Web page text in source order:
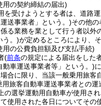
用の契約締結の届出)
を受けようとする者は、道路
送事業者」という。)その他の
る業務を業として行う者以外
う。)が定めるところにより、
の公費負担額及び支払手続)
(前条の規定による届出をした
車運送事業者等」という。)
合に限り、当該一般乗用旅客
用旅客自動車運送事業者との運
の選挙運動用自動車が使用さ
使用された各日についてその